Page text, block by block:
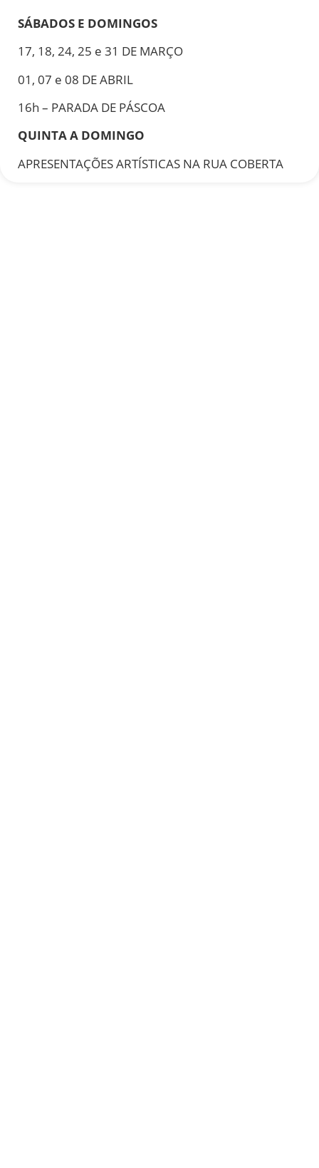
SÁBADOS E DOMINGOS
17, 18, 24, 25 e 31 DE MARÇO
01, 07 e 08 DE ABRIL
16h – PARADA DE PÁSCOA
QUINTA A DOMINGO
APRESENTAÇÕES ARTÍSTICAS NA RUA COBERTA